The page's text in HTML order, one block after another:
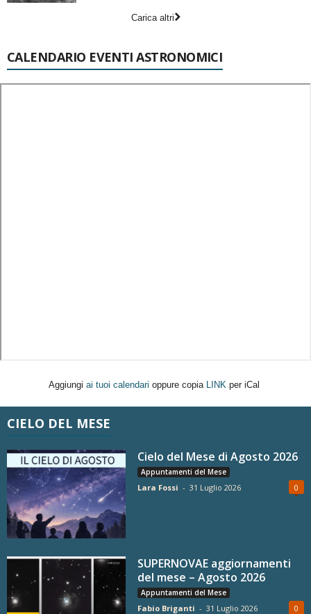
Carica altri
CALENDARIO EVENTI ASTRONOMICI
Aggiungi ai tuoi calendari oppure copia LINK per iCal
CIELO DEL MESE
Cielo del Mese di Agosto 2026
Appuntamenti del Mese
Lara Fossi - 31 Luglio 2026 0
SUPERNOVAE aggiornamenti
del mese – Agosto 2026
Appuntamenti del Mese
Fabio Briganti - 31 Luglio 2026 0